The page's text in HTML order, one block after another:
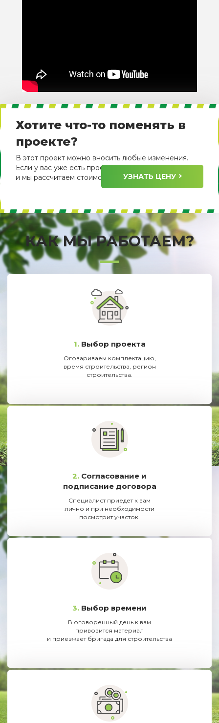
Хотите что-то поменять в
проекте?
В этот проект можно вносить любые изменения.
Если у вас уже есть проект, пришлите его нам
и мы рассчитаем стоимость его изготовления.
УЗНАТЬ ЦЕНУ
КАК МЫ РАБОТАЕМ?
1. Выбор проекта
Оговариваем комплектацию,
время строительства, регион
строительства.
2. Согласование и
подписание договора
Специалист приедет к вам
лично и при необходимости
посмотрит участок.
3. Выбор времени
В оговоренный день к вам
привозится материал
и приезжает бригада для строительства